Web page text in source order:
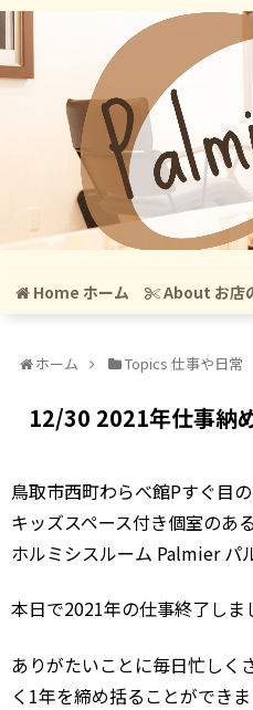
Home ホーム About お店
ホーム Topics 仕事や日常
12/30 2021年仕事納
鳥取市西町わらべ館Pすぐ目
キッズスペース付き個室のあ
ホルミシスルーム Palmier パ
本日で2021年の仕事終了しま
ありがたいことに毎日忙しく
く1年を締め括ることができ